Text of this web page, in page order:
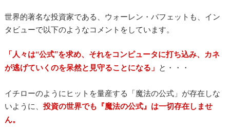
世界的著名な投資家である、ウォーレン・バフェットも、イン
タビューで以下のようなコメントをしています。
「人々は“公式”を求め、それをコンピュータに打ち込み、カネ
が逃げていくのを呆然と見守ることになる」 と・・・
イチローのようにヒットを量産する「魔法の公式」が存在しな
いように、 投資の世界でも『魔法の公式』は一切存在しませ
ん。